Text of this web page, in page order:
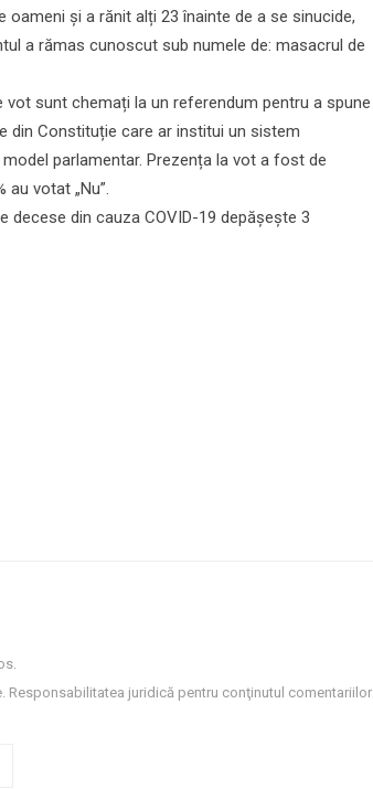
oameni și a rănit alți 23 înainte de a se sinucide,
a rămas cunoscut sub numele de: masacrul de
sunt chemați la un referendum pentru a spune
din Constituție care ar institui un sistem
parlamentar. Prezența la vot a fost de
au votat „Nu”.
decese din cauza COVID-19 depășește 3
Responsabilitatea juridică pentru conţinutul comentariilor